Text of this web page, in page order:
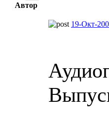
Автор
19-Окт-